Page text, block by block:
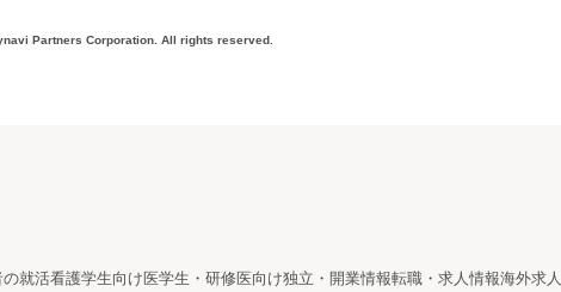
Partners Corporation. All rights reserved.
の就活看護学生向け 医学生・研修医向け独立・開業情報転職・求人情報海外求人